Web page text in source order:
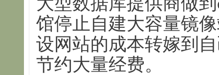
馆停止自建大容量镜
设网站的成本转嫁到
节约大量经费。